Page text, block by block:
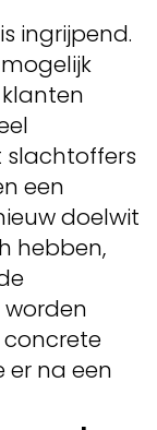
ingrijpend.
slachtoffers
een
doelwit
hebben,
na een